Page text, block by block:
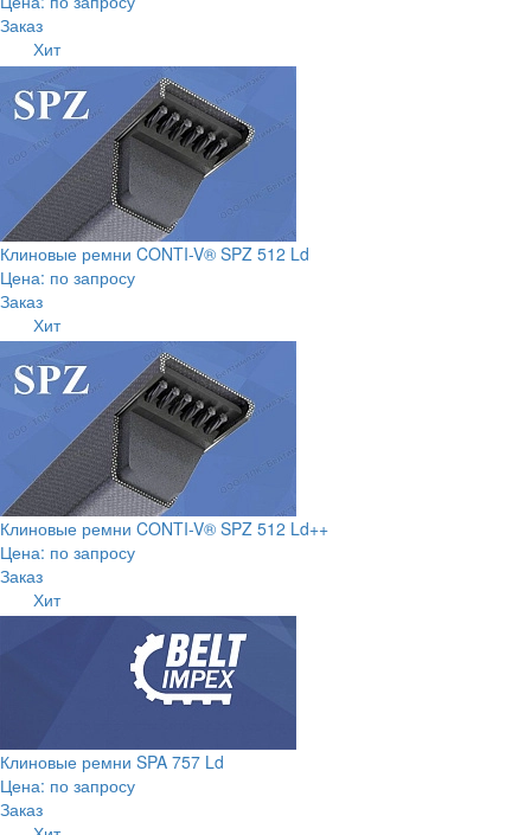
Заказ
Хит
Клиновые ремни CONTI-V® SPZ 512 Ld
Цена: по запросу
Заказ
Хит
Клиновые ремни CONTI-V® SPZ 512 Ld++
Цена: по запросу
Заказ
Хит
Клиновые ремни SPA 757 Ld
Цена: по запросу
Заказ